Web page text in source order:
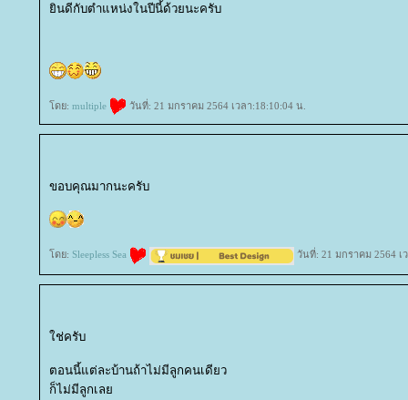
ินดีกับตำแหน่งในปีนี้ด้วยนะครับ
ดย: multiple วันที่: 21 มกราคม 2564 เวลา:18:10:04 น.
ขอบคุณมากนะครับ
ดย: Sleepless Sea วันที่: 21 มกราคม 2564 เ
ช่ครับ
ตอนนี้แต่ละบ้านถ้าไม่มีลูกคนเดียว
ก็ไม่มีลูกเล